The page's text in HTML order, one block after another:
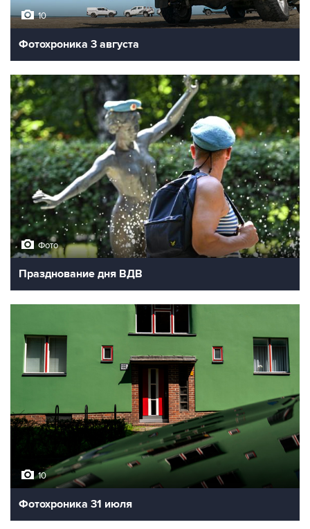
10
Фотохроника 3 августа
Фото
Празднование дня ВДВ
10
Фотохроника 31 июля